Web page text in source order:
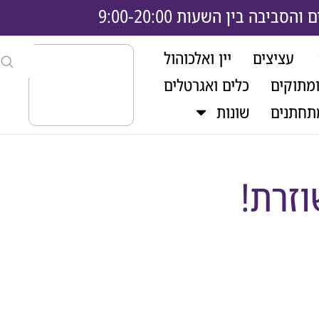
בין השעות 9:00-20:00
עציצים
יין ואלכוהול
כלים ואגרטלים
שונות